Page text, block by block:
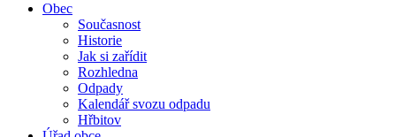
Obec
Současnost
Historie
Jak si zařídit
Rozhledna
Odpady
Kalendář svozu odpadu
Hřbitov